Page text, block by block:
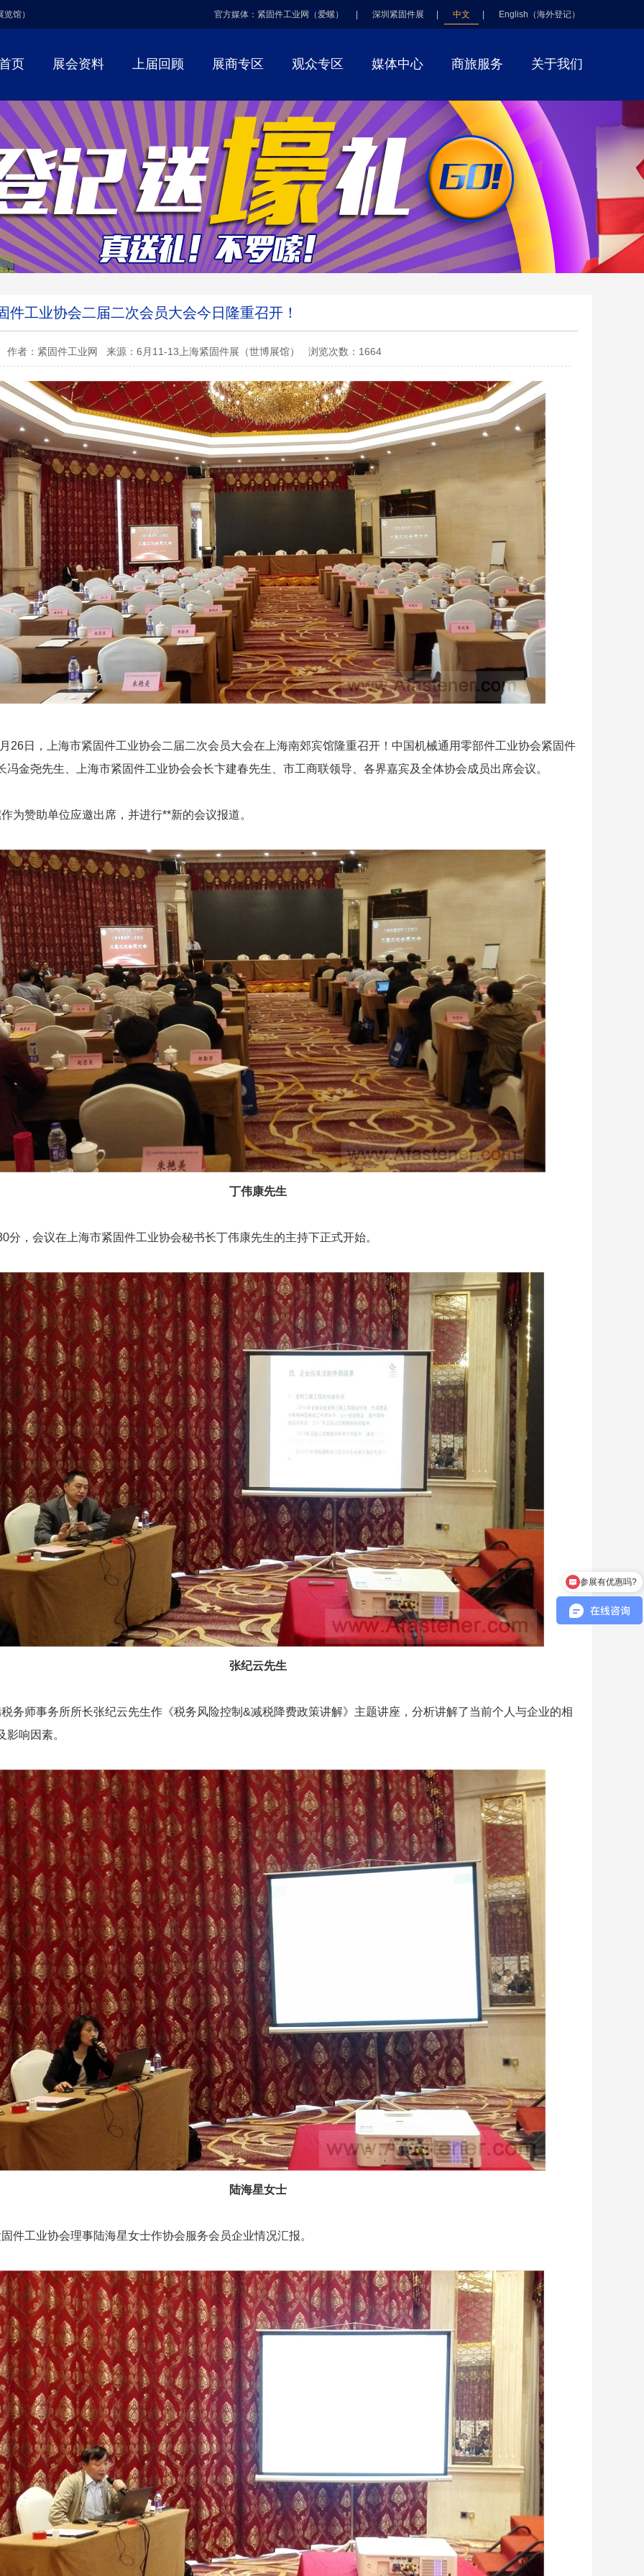
馆） 官方媒体：紧固件工业网（爱螺） 深圳紧固件展 中文 English（海外登记）
页 展会资料 上届回顾 展商专区 观众专区 媒体中心 商旅服务 关于我们
件工业协会二届二次会员大会今日隆重召开！
者：紧固件工业网 来源：6月11-13上海紧固件展（世博展馆） 浏览次数：1664
日，上海市紧固件工业协会二届二次会员大会在上海南郊宾馆隆重召开！中国机械通用零部件工业协会紧固件
冯金尧先生、上海市紧固件工业协会会长卞建春先生、市工商联领导、各界嘉宾及全体协会成员出席会议。
为赞助单位应邀出席，并进行**新的会议报道。
丁伟康先生
分，会议在上海市紧固件工业协会秘书长丁伟康先生的主持下正式开始。
张纪云先生
务师事务所所长张纪云先生作《税务风险控制&减税降费政策讲解》主题讲座，分析讲解了当前个人与企业的相
影响因素。
陆海星女士
件工业协会理事陆海星女士作协会服务会员企业情况汇报。
观众是免费参观吗？